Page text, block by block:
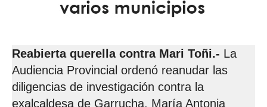
Reabierta querella contra Mari Toñi.- La
Audiencia Provincial ordenó reanudar las
diligencias de investigación contra la
exalcaldesa de Garrucha, María Antonia